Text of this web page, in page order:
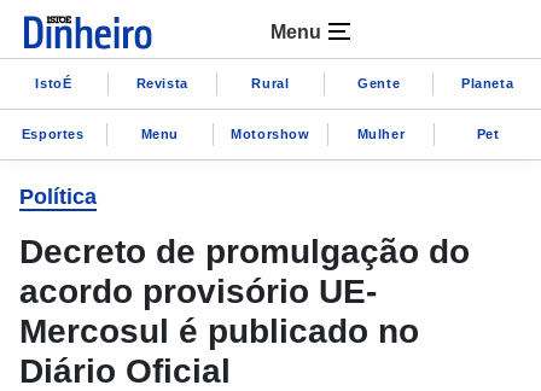
Menu
IstoÉ Revista Rural Gente Planeta
Esportes Menu Motorshow Mulher Pet
Política
Decreto de promulgação do
acordo provisório UE-
Mercosul é publicado no
Diário Oficial